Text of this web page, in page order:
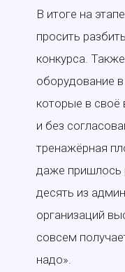
В итоге на
просить
конкурса.
оборудование
которые в своё
и без
тренажёрная
даже пришлось
десять из
организаций
совсем
надо».